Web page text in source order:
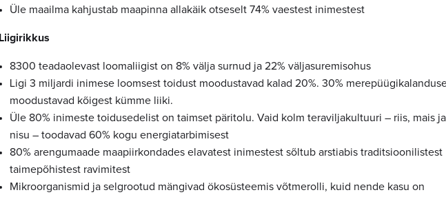
Üle maailma kahjustab maapinna allakäik otseselt 74% vaestest inimestest
Liigirikkus
8300 teadaolevast loomaliigist on 8% välja surnud ja 22% väljasuremisohus
Ligi 3 miljardi inimese loomsest toidust moodustavad kalad 20%. 30%
moodustavad kõigest kümme liiki.
Üle 80% inimeste toidusedelist on taimset päritolu. Vaid kolm teraviljakultuuri – riis, mais ja
nisu – toodavad 60% kogu energiatarbimisest
80% arengumaade maapiirkondades elavatest inimestest sõltub arstiabis traditsioonilistest
taimepõhistest ravimitest
Mikroorganismid ja selgrootud mängivad ökosüsteemis võtmerolli, kuid nende kasu on